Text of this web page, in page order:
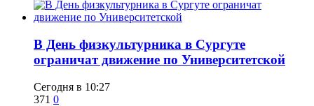
​В День физкультурника в Сургуте
ограничат движение по Университетской
Сегодня в 10:27
371 0